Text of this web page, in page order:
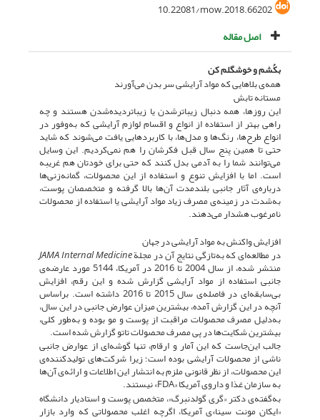
10.22081/mow.2018.66202
اصل مقاله
بکُشم و خوشگلم کن
همه‌ی بلاهایی که مواد آرایشی سر بدن می‌آورند
مستانه تابش
این روزها، همه دنبال زیباترشدن یا زیباتردیده‌شدن هستند و چه
راهی بهتر از استفاده از انواع و اقسام لوازم آرایشی که به‌وفور در
انواع طرح‌ها، رنگ‌ها و مدل‌ها، با کاربردهایی یافت می‌شوند که شاید
حتی تا همین پنج سال قبل فکرشان را هم نمی‌کردیم. این وسایل
می‌توانند شما را به آدمی بدل کنند که حتی برای خودتان هم غریبه
است. اما با افزایش تنوع و استفاده از این محصولات، گمانه‌زنی‌ها
درباره‌ی آثار جانبی بلندمدت آن‌ها بالا گرفته و متخصصان پوست،
به‌شدت در زمینه‌ی مصرف زیاد مواد آرایشی یا استفاده از محصولات
نامرغوب هشدار می‌دهند.
افزایش واکنش به مواد آرایشی در جهان
در مطالعه‌ای که به‌تازگی نتایج آن در مجلة JAMAInternalMedicine
منتشر شده، از سال 2004 تا 2016 در آمریکا، 5144 مورد عارضه‌ی
جانبی استفاده از مواد آرایشی گزارش شده و این رقم، افزایش
بی‌سابقه‌ای در فاصله‌ی سال 2015 تا 2016 داشته است. براساس
آنچه در این گزارش آمده، بیشترین میزان عوارض جانبی در این سال،
به‌دلیل مصرف محصولات مراقبت از پوست و مو بوده و به‌طور کلی،
بیشترین شکایت‌ها در پی مصرف محصولات تاتو گزارش شده است.
جالب این‌جاست که این آمار و ارقام، تنها گوشه‌ای از عوارض جانبی
ناشی از محصولات آرایشی بوده است؛ زیرا شرکت‌های تولیدکننده‌ی
این محصولات، از نظر قانونی ملزم به انتشار این اطلاعات و ارائه‌ی آن‌ها
به سازمان غذا و داروی آمریکا «FDA» نیستند.
به‌گفته‌ی دکتر «گری گولدنبرگ»، متخصص پوست و استادیار دانشگاه
«ایکان مونت سینا»ی آمریکا، اگرچه اغلب محصولاتی که وارد بازار